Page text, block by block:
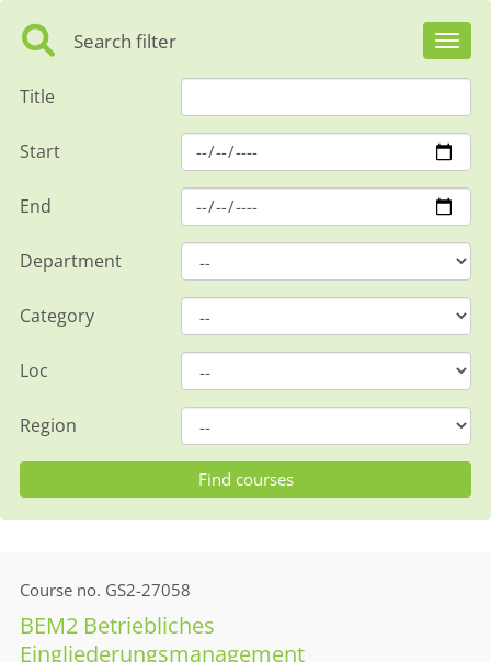
Search filter
Title
Start
End
Department
Category
Loc
Region
Course no. GS2-27058
BEM2 Betriebliches
Eingliederungsmanagement